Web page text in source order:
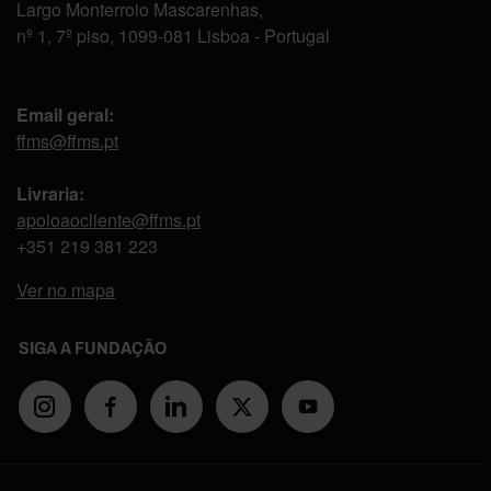
Largo Monterroio Mascarenhas,
nº 1, 7º piso, 1099-081 Lisboa - Portugal
Email geral:
ffms@ffms.pt
Livraria:
apoioaocliente@ffms.pt
+351 219 381 223
Ver no mapa
SIGA A FUNDAÇÃO